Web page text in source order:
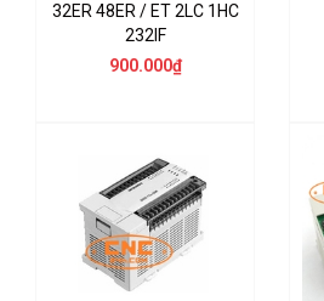
32ER 48ER / ET 2LC 1HC
232IF
900.000₫